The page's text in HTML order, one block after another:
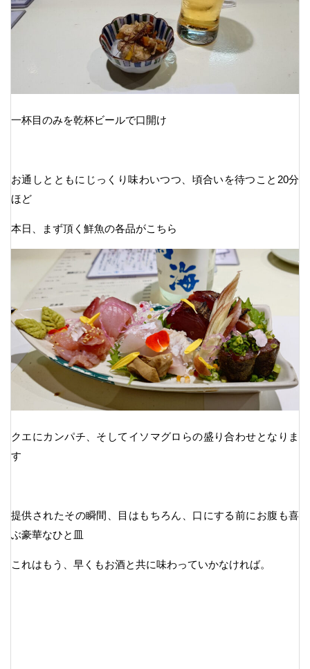
一杯目のみを乾杯ビールで口開け
お通しとともにじっくり味わいつつ、頃合いを待つこと20分
ほど
本日、まず頂く鮮魚の各品がこちら
クエにカンパチ、そしてイソマグロらの盛り合わせとなりま
す
提供されたその瞬間、目はもちろん、口にする前にお腹も喜
ぶ豪華なひと皿
これはもう、早くもお酒と共に味わっていかなければ。